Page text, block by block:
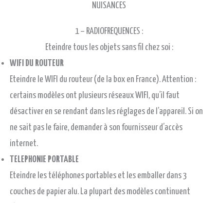
NUISANCES
1 – RADIOFREQUENCES :
Eteindre tous les objets sans fil chez soi :
WIFI DU ROUTEUR
Eteindre le WIFI du routeur (de la box en France). Attention :
certains modèles ont plusieurs réseaux WIFI, qu’il faut
désactiver en se rendant dans les réglages de l’appareil. Si on
ne sait pas le faire, demander à son fournisseur d’accès
internet.
TELEPHONIE PORTABLE
Eteindre les téléphones portables et les emballer dans 3
couches de papier alu. La plupart des modèles continuent